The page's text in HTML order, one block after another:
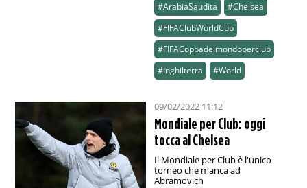
#ArabiaSaudita
#Chelsea
#FIFAClubWorldCup
#FIFACoppadelmondoperclub
#Inghilterra
#World
09/02/2022 11:12
Mondiale per Club: oggi
tocca al Chelsea
Il Mondiale per Club è l'unico
torneo che manca ad
Abramovich